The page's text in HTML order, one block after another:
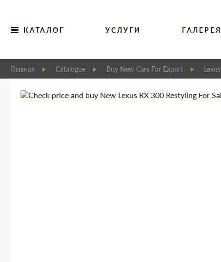
КАТАЛОГ УСЛУГИ ГАЛЕРЕЯ
Главная Catalogue Buy New Cars For Export Lexus